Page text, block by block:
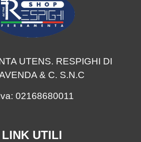
UTENS. RESPIGHI DI
& C. S.N.C
02168680011
LINK UTILI